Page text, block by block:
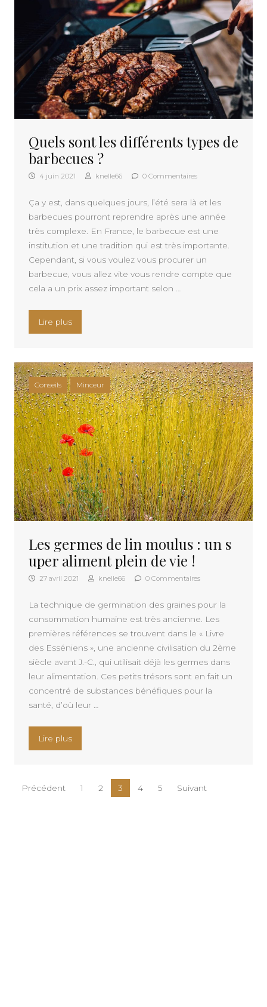
Quels sont les différents types de
barbecues ?
4 juin 2021 knelle66 0 Commentaires
Ça y est, dans quelques jours, l’été sera là et les
barbecues pourront reprendre après une année
très complexe. En France, le barbecue est une
institution et une tradition qui est très importante.
Cependant, si vous voulez vous procurer un
barbecue, vous allez vite vous rendre compte que
cela a un prix assez important selon …
Lire plus« Quels sont les différents types de barbecues ?
Conseils Minceur
Les germes de lin moulus : un s
uper aliment plein de vie !
27 avril 2021 knelle66 0 Commentaires
La technique de germination des graines pour la
consommation humaine est très ancienne. Les
premières références se trouvent dans le « Livre
des Esséniens », une ancienne civilisation du 2ème
siècle avant J.-C., qui utilisait déjà les germes dans
leur alimentation. Ces petits trésors sont en fait un
concentré de substances bénéfiques pour la
santé, d’où leur …
Lire plus« Les germes de lin moulus : un super aliment
Pagination des publications
Précédent 1 2 3 4 5 Suivant